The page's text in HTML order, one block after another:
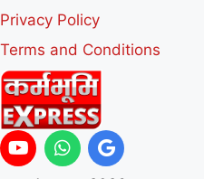
Privacy Policy
Terms and Conditions